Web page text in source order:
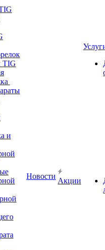
TIG
и
Новости
Акции